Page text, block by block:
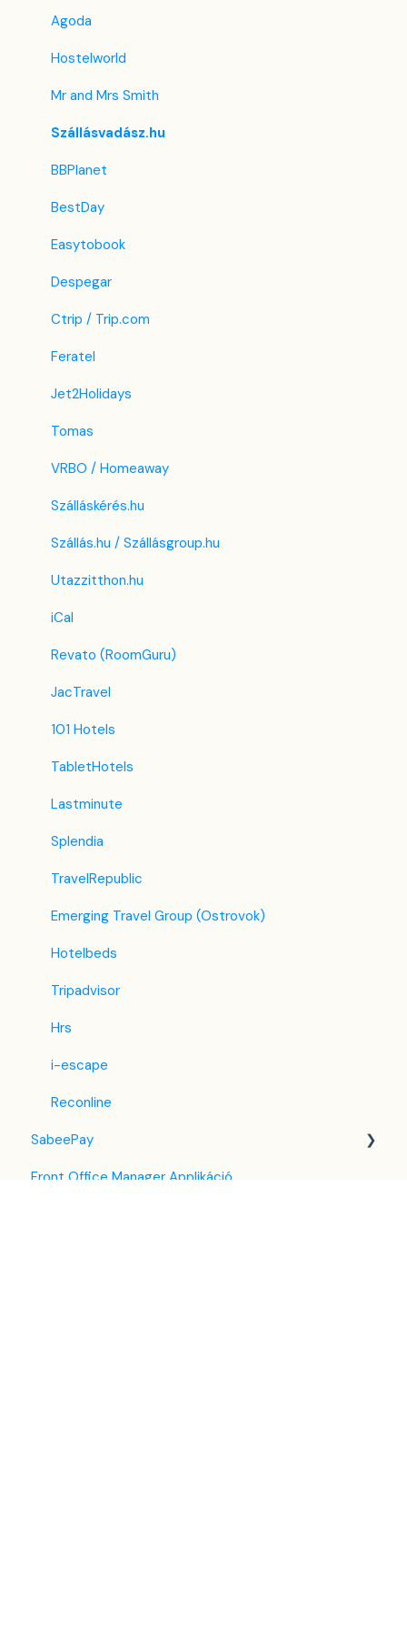
Egyéni mező
Agoda
Hostelworld
Mr and Mrs Smith
Szállásvadász.hu
BBPlanet
BestDay
Easytobook
Despegar
Ctrip / Trip.com
Feratel
Jet2Holidays
Tomas
VRBO / Homeaway
Szálláskérés.hu
Szállás.hu / Szállásgroup.hu
Utazzitthon.hu
iCal
Revato (RoomGuru)
JacTravel
101 Hotels
TabletHotels
Lastminute
Splendia
TravelRepublic
Emerging Travel Group (Ostrovok)
Hotelbeds
Tripadvisor
Hrs
i-escape
Reconline
SabeePay
Beállítások
Front Office Manager Applikáció